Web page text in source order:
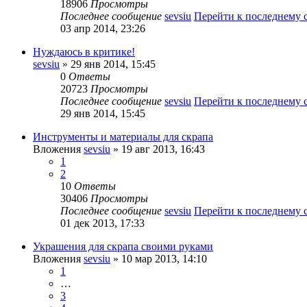
18906 Просмотры
Последнее сообщение sevsiu Перейти к последнему
03 апр 2014, 23:26
Нуждаюсь в критике!
sevsiu » 29 янв 2014, 15:45
0 Ответы
20723 Просмотры
Последнее сообщение sevsiu Перейти к последнему
29 янв 2014, 15:45
Инструменты и материалы для скрапа
Вложения sevsiu » 19 авг 2013, 16:43
1
2
10 Ответы
30406 Просмотры
Последнее сообщение sevsiu Перейти к последнему
01 дек 2013, 17:33
Украшения для скрапа своими руками
Вложения sevsiu » 10 мар 2013, 14:10
1
…
3